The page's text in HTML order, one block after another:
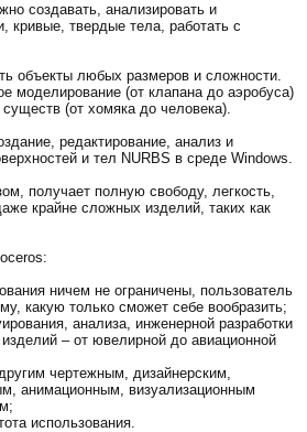
создавать, анализировать и
кривые, твердые тела, работать с
объекты любых размеров и сложности.
моделирование (от клапана до аэробуса)
(от хомяка до человека).
редактирование, анализ и
и тел NURBS в среде Windows.
получает полную свободу, легкость,
крайне сложных изделий, таких как
ничем не ограничены, пользователь
какую только сможет себе вообразить;
анализа, инженерной разработки
– от ювелирной до авиационной
чертежным, дизайнерским,
анимационным, визуализационным
использования.